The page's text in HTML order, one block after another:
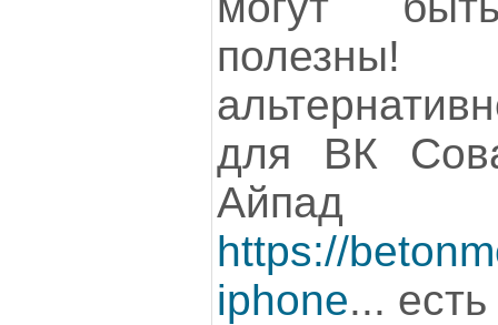
для ВК
https://
iphone...